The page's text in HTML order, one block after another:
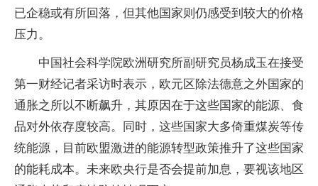
已企稳或有所回落，但其他国家则仍感受到较大的价格
压力。
中国社会科学院欧洲研究所副研究员杨成玉在接受
第一财经记者采访时表示，欧元区除法德意之外国家的
通胀之所以不断飙升，其原因在于这些国家的能源、食
品对外依存度较高。同时，这些国家大多倚重煤炭等传
统能源，目前欧盟激进的能源转型政策推升了这些国家
的能耗成本。未来欧央行是否会提前加息，要视该地区